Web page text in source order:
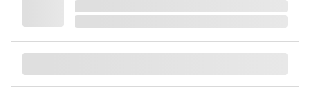
よろしくお願いいたします。